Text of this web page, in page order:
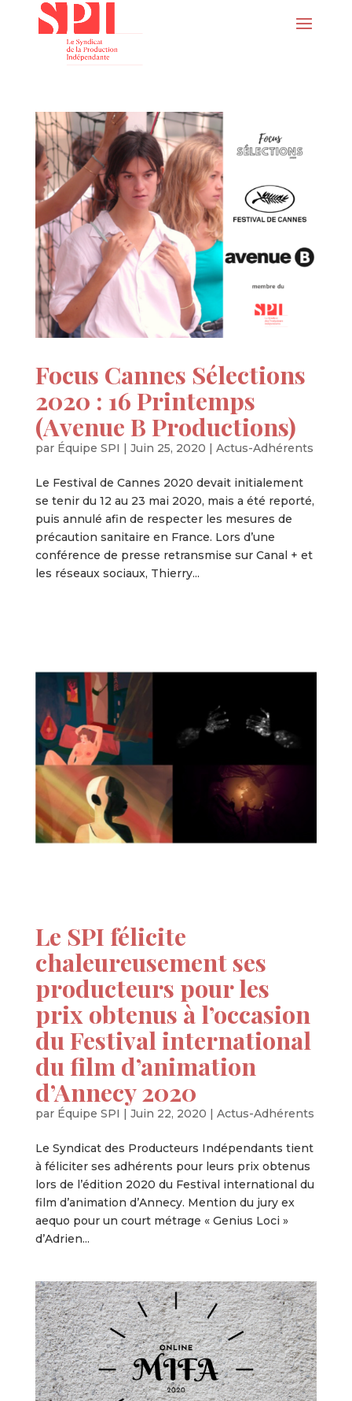
Focus Cannes Sélections
2020 : 16 Printemps
(Avenue B Productions)
par Équipe SPI | Juin 25, 2020 | Actus-Adhérents
Le Festival de Cannes 2020 devait initialement
se tenir du 12 au 23 mai 2020, mais a été reporté,
puis annulé afin de respecter les mesures de
précaution sanitaire en France. Lors d’une
conférence de presse retransmise sur Canal + et
les réseaux sociaux, Thierry...
Le SPI félicite
chaleureusement ses
producteurs pour les
prix obtenus à l’occasion
du Festival international
du film d’animation
d’Annecy 2020
par Équipe SPI Juin 22, 2020 Actus-Adhérents
Le Syndicat des Producteurs Indépendants tient
à féliciter ses adhérents pour leurs prix obtenus
lors de l’édition 2020 du Festival international du
film d’animation d’Annecy. Mention du jury ex
aequo pour un court métrage « Genius Loci »
d’Adrien...